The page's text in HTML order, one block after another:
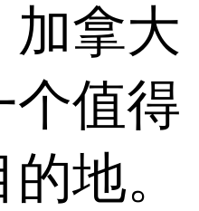
加拿大
个值得
地。